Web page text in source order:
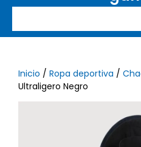
Inicio / Ropa deportiva /
Ultraligero Negro